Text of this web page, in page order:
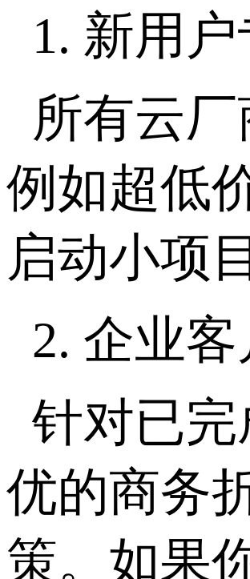
1. 新用
所有云
例如超低
启动小项
2. 企业
针对已
优的商务
策。如果